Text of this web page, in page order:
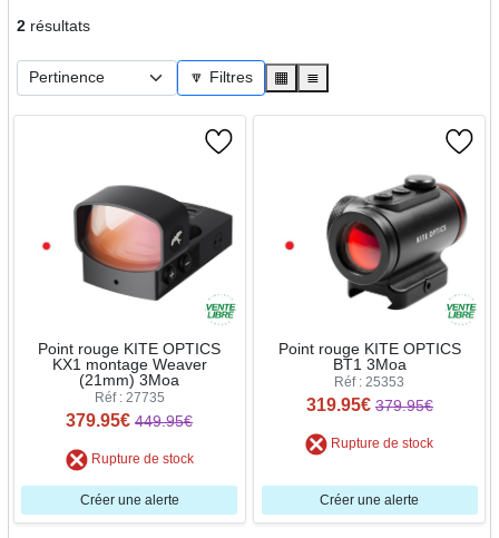
2résultats
🔽 Filtres ▦ ≣
Point rouge KITE OPTICS
KX1 montage Weaver
(21mm) 3Moa
Réf : 27735
379.95€ 449.95€
Rupture de stock
Créer une alerte
Point rouge KITE OPTICS
BT1 3Moa
Réf : 25353
319.95€ 379.95€
Rupture de stock
Créer une alerte